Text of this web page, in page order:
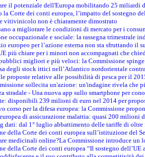
il potenziale dell'Europa mobilitando 25 miliardi
la Corte dei conti europea, l’impatto del sostegno
vitivinicolo non è chiaramente dimostrato
a migliorare le condizioni di mercato per i
occupazionale e sociale: la rassegna trimestrale
europeo per l’azione esterna non sta sfruttando il
più chiare per i minori non accompagnati che
migliori e più veloci: la Commissione
degli stock ittici nell’Atlantico nordorientale
proposte relative alle possibilità di pesca per il
sollecita un'azione: un'indagine rivela
stradale - Una nuova app sullo smartphone per
disponibili 239 milioni di euro nel 2014 per
corso per la difesa europea: la Commissione
europea di assicurazione malattia: quasi 200 milioni
dati: dal 1° luglio abbattimento delle tariffe di
della Corte dei conti europea sull’istituzione del
medicinali online?La Commissione introduce un
della Corte dei conti europea “Il sostegno